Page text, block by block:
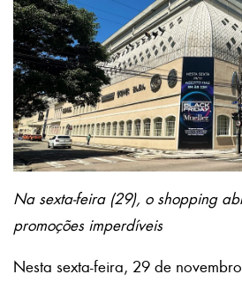
Na sexta-feira (29), o shopping
promoções imperdíveis
Nesta sexta-feira, 29 de